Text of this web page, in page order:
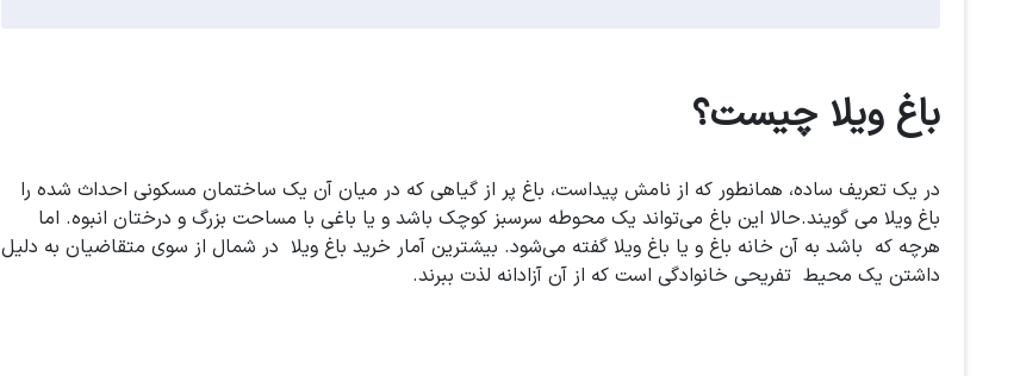
باغ ویلا چیست؟
در یک تعریف ساده، همانطور که از نامش پیداست، باغ پر از گیاهی که در میان آن یک ساختمان مسکونی احداث شده را
باغ ویلا می گویند.حالا این باغ می‌تواند یک محوطه سرسبز کوچک باشد و یا باغی با مساحت بزرگ و درختان انبوه. اما
هرچه که باشد به آن خانه باغ و یا باغ ویلا گفته می‌شود. بیشترین آمار خرید باغ ویلا در شمال از سوی متقاضیان به دلیل
داشتن یک محیط تفریحی خانوادگی است که از آن آزادانه لذت ببرند.